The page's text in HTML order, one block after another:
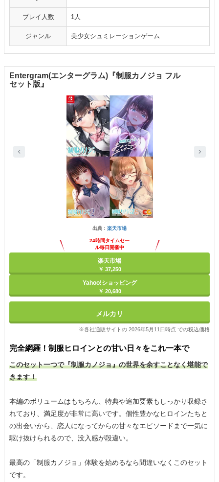
プレイ人数 1人
ジャンル 美少女シュミレーションゲーム
Entergram(エンターグラム)『制服カノジョ フル
セット版』
出典： 楽天市場
24時間タイムセー
ル毎日開催中
楽天市場
￥ 37,250
Yahoo!ショッピング
￥ 20,680
メルカリ
※各社通販サイトの 2026年5月11日時点 での税込価格
完全網羅！制服ヒロインとの甘い日々をこれ一本で
このセット一つで『制服カノジョ』の世界を余すことなく堪能で
きます！
本編のボリュームはもちろん、特典や追加要素もしっかり収録さ
れており、満足度が非常に高いです。個性豊かなヒロインたちと
の出会いから、恋人になってからの甘々なエピソードまで一気に
駆け抜けられるので、没入感が段違い。
最高の「制服カノジョ」体験を始めるなら間違いなくこのセット
です。